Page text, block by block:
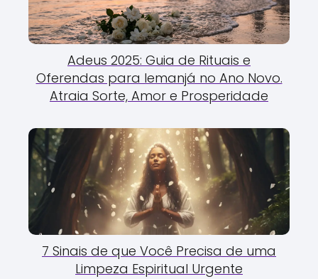
Adeus 2025: Guia de Rituais e
Oferendas para Iemanjá no Ano Novo.
Atraia Sorte, Amor e Prosperidade
7 Sinais de que Você Precisa de uma
Limpeza Espiritual Urgente